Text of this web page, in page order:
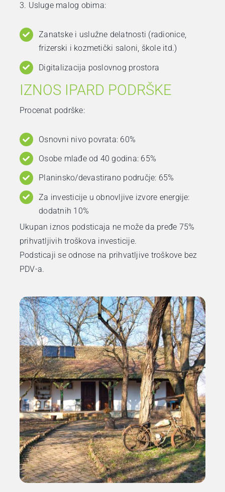
3. Usluge malog obima:
Zanatske i uslužne delatnosti (radionice,
frizerski i kozmetički saloni, škole itd.)
Digitalizacija poslovnog prostora
IZNOS IPARD PODRŠKE
Procenat podrške:
Osnovni nivo povrata: 60%
Osobe mlađe od 40 godina: 65%
Planinsko/devastirano područje: 65%
Za investicije u obnovljive izvore energije:
dodatnih 10%
Ukupan iznos podsticaja ne može da pređe 75%
prihvatljivih troškova investicije.
Podsticaji se odnose na prihvatljive troškove bez
PDV-a.